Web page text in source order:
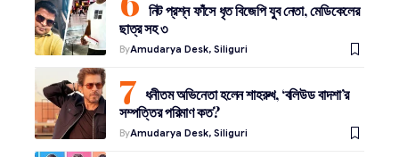
নিট প্রশ্ন ফাঁসে ধৃত বিজেপি যুব নেতা, মেডিকেলের
ছাত্র সহ ৩
ByAmudarya Desk, Siliguri
ধনীতম অভিনেতা হলেন শাহরুখ, ‘বলিউড বাদশা’র
সম্পত্তির পরিমাণ কত?
ByAmudarya Desk, Siliguri